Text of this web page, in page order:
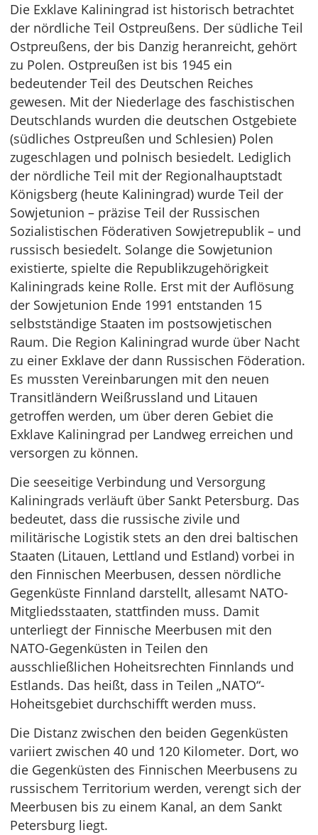
Die Exklave Kaliningrad ist historisch betrachtet
der nördliche Teil Ostpreußens. Der südliche Teil
Ostpreußens, der bis Danzig heranreicht, gehört
zu Polen. Ostpreußen ist bis 1945 ein
bedeutender Teil des Deutschen Reiches
gewesen. Mit der Niederlage des faschistischen
Deutschlands wurden die deutschen Ostgebiete
(südliches Ostpreußen und Schlesien) Polen
zugeschlagen und polnisch besiedelt. Lediglich
der nördliche Teil mit der Regionalhauptstadt
Königsberg (heute Kaliningrad) wurde Teil der
Sowjetunion – präzise Teil der Russischen
Sozialistischen Föderativen Sowjetrepublik – und
russisch besiedelt. Solange die Sowjetunion
existierte, spielte die Republikzugehörigkeit
Kaliningrads keine Rolle. Erst mit der Auflösung
der Sowjetunion Ende 1991 entstanden 15
selbstständige Staaten im postsowjetischen
Raum. Die Region Kaliningrad wurde über Nacht
zu einer Exklave der dann Russischen Föderation.
Es mussten Vereinbarungen mit den neuen
Transitländern Weißrussland und Litauen
getroffen werden, um über deren Gebiet die
Exklave Kaliningrad per Landweg erreichen und
versorgen zu können.
Die seeseitige Verbindung und Versorgung
Kaliningrads verläuft über Sankt Petersburg. Das
bedeutet, dass die russische zivile und
militärische Logistik stets an den drei baltischen
Staaten (Litauen, Lettland und Estland) vorbei in
den Finnischen Meerbusen, dessen nördliche
Gegenküste Finnland darstellt, allesamt NATO-
Mitgliedsstaaten, stattfinden muss. Damit
unterliegt der Finnische Meerbusen mit den
NATO-Gegenküsten in Teilen den
ausschließlichen Hoheitsrechten Finnlands und
Estlands. Das heißt, dass in Teilen „NATO“-
Hoheitsgebiet durchschifft werden muss.
Die Distanz zwischen den beiden Gegenküsten
variiert zwischen 40 und 120 Kilometer. Dort, wo
die Gegenküsten des Finnischen Meerbusens zu
russischem Territorium werden, verengt sich der
Meerbusen bis zu einem Kanal, an dem Sankt
Petersburg liegt.